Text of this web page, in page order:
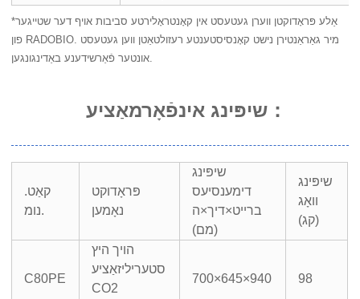
*אַלע פּראָדוקטן ווערן געטעסט אין קאָנטראָלירטע סביבות אויף דער שטייגער
פון RADOBIO. מיר גאַראַנטירן נישט קאָנסיסטענטע רעזולטאַטן ווען געטעסט
שיפּינג אינפֿאָרמאַציע：
קאַט.
נומ.
פּראָדוקט
נאָמען
שיפּינג
דימענסיעס
ברייט×דיך×ה
(מם)
שיפּינג
וואָג
(קג)
C80PE
הויך היץ
סטעריליזאַציע
CO2
700×645×940 98